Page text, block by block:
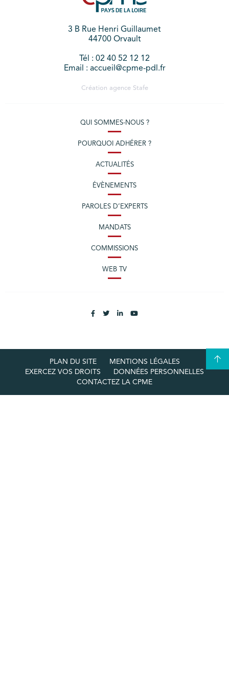
3 B Rue Henri Guillaumet
44700 Orvault
Tél : 02 40 52 12 12
Email : accueil@cpme-pdl.fr
Création agence Stafe
QUI SOMMES-NOUS ?
POURQUOI ADHÉRER ?
ACTUALITÉS
ÉVÈNEMENTS
PAROLES D’EXPERTS
MANDATS
COMMISSIONS
WEB TV
PLAN DU SITE
MENTIONS LÉGALES
EXERCEZ VOS DROITS
DONNÉES PERSONNELLES
CONTACTEZ LA CPME